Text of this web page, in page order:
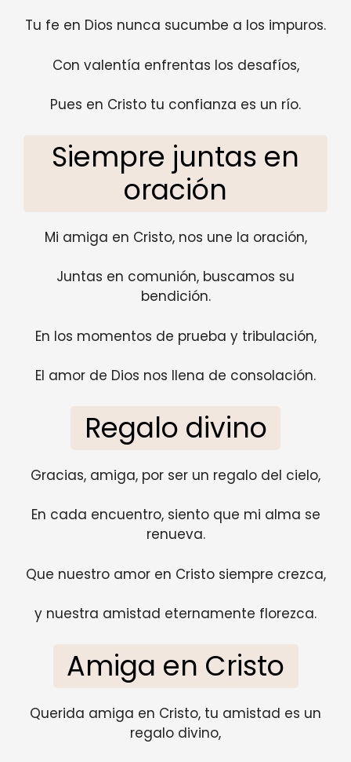
Tu fe en Dios nunca sucumbe a los impuros.
Con valentía enfrentas los desafíos,
Pues en Cristo tu confianza es un río.
Siempre juntas en
oración
Mi amiga en Cristo, nos une la oración,
Juntas en comunión, buscamos su
bendición.
En los momentos de prueba y tribulación,
El amor de Dios nos llena de consolación.
Regalo divino
Gracias, amiga, por ser un regalo del cielo,
En cada encuentro, siento que mi alma se
renueva.
Que nuestro amor en Cristo siempre crezca,
y nuestra amistad eternamente florezca.
Amiga en Cristo
Querida amiga en Cristo, tu amistad es un
regalo divino,